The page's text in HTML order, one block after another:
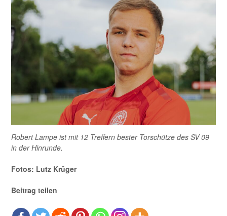
Robert Lampe ist mit 12 Treffern bester Torschütze des SV 09
in der Hinrunde.
Fotos: Lutz Krüger
Beitrag teilen